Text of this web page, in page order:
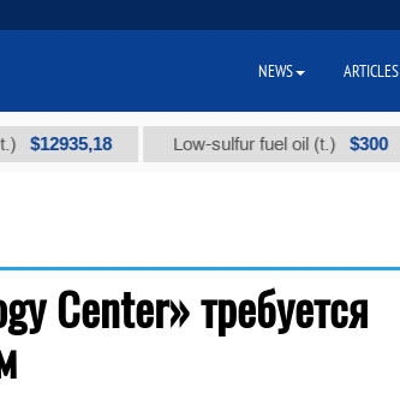
$12935,18 Low-sulfur fuel oil (t.) $300
Center» требуется
NEWS ARTICLES